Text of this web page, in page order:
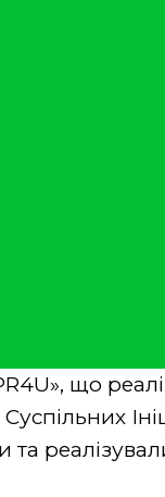
що
Суспільних
та